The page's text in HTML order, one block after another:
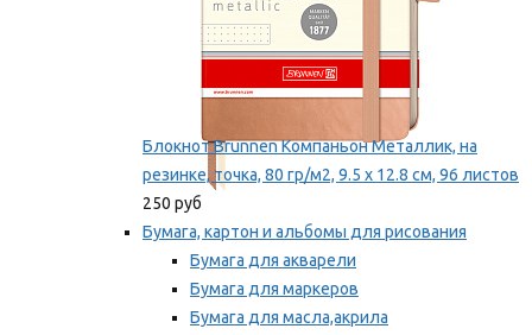
Блокнот Brunnen Компаньон Металлик, на
резинке, точка, 80 гр/м2, 9.5 х 12.8 см, 96 листов
250 руб
Бумага, картон и альбомы для рисования
Бумага для акварели
Бумага для маркеров
Бумага для масла,акрила